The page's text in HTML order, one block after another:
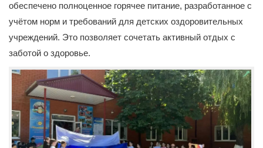
обеспечено полноценное горячее питание, разработанное с
учётом норм и требований для детских оздоровительных
учреждений. Это позволяет сочетать активный отдых с
заботой о здоровье.